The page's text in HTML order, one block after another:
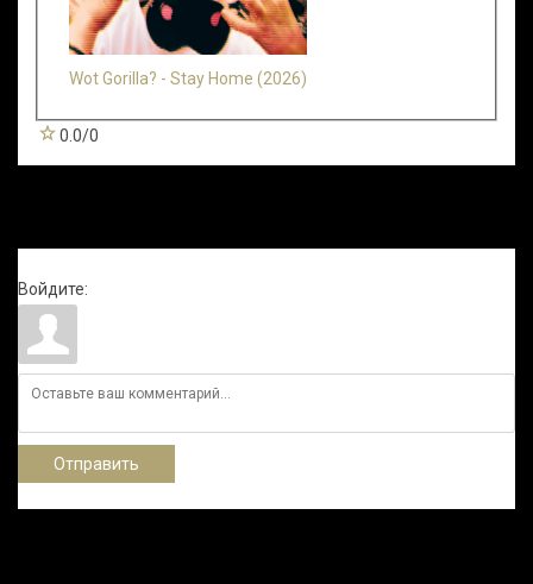
Wot Gorilla? - Stay Home (2026)
0.0/0
Войдите:
Отправить